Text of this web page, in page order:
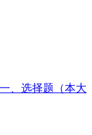
、选择题（本大